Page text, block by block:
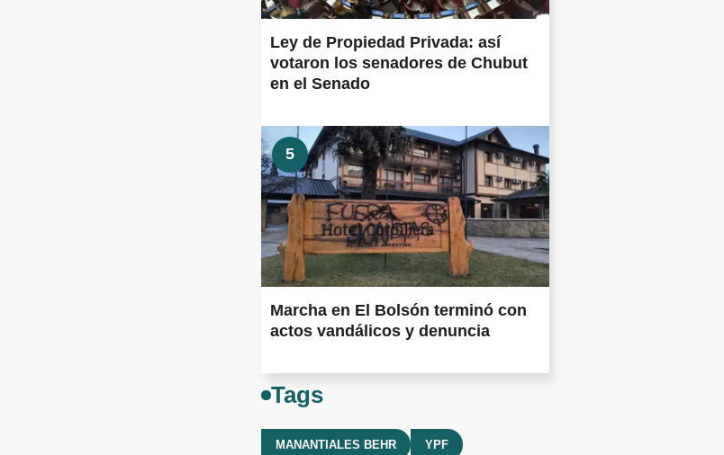
Ley de Propiedad Privada: así
votaron los senadores de Chubut
en el Senado
5
Marcha en El Bolsón terminó con
actos vandálicos y denuncia
Tags
MANANTIALES BEHR YPF